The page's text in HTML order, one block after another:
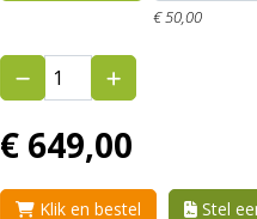
€50,00
€ 649,00
Klik en bestel Stel